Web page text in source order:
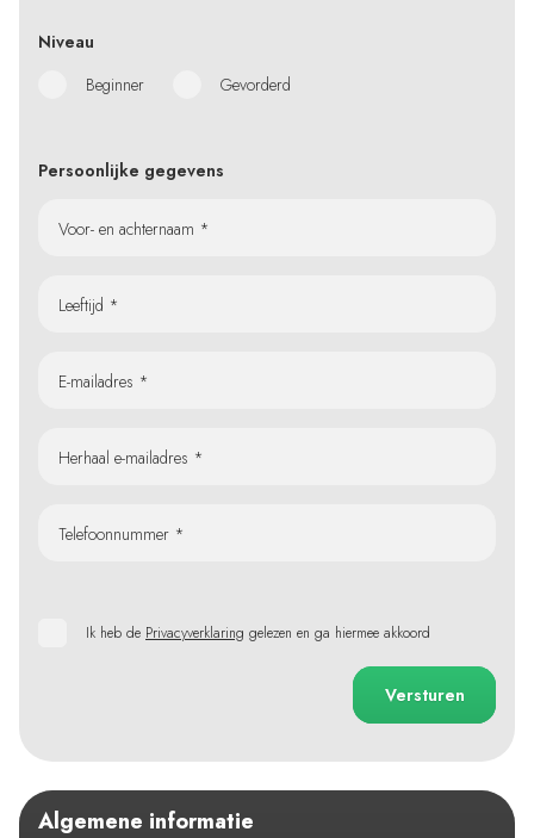
Algemene informatie
Niveau
Beginner
Gevorderd
Persoonlijke gegevens
Voor- en achternaam *
Leeftijd *
E-mailadres *
Herhaal e-mailadres *
Telefoonnummer *
Ik heb de Privacyverklaring gelezen en ga hiermee akkoord
Versturen